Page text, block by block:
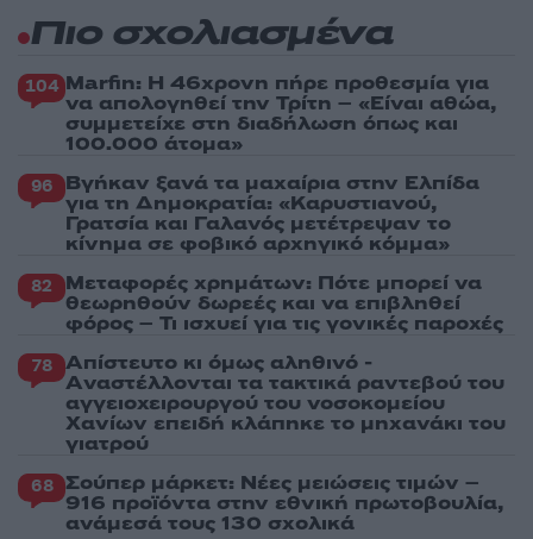
Πιο σχολιασμένα
104 Marfin: Η 46χρονη πήρε προθεσμία για
να απολογηθεί την Τρίτη – «Είναι αθώα,
συμμετείχε στη διαδήλωση όπως και
100.000 άτομα»
96 Βγήκαν ξανά τα μαχαίρια στην Ελπίδα
για τη Δημοκρατία: «Καρυστιανού,
Γρατσία και Γαλανός μετέτρεψαν το
κίνημα σε φοβικό αρχηγικό κόμμα»
82 Μεταφορές χρημάτων: Πότε μπορεί να
θεωρηθούν δωρεές και να επιβληθεί
φόρος – Τι ισχυεί για τις γονικές παροχές
78 Απίστευτο κι όμως αληθινό -
Aναστέλλονται τα τακτικά ραντεβού του
αγγειοχειρουργού του νοσοκομείου
Χανίων επειδή κλάπηκε το μηχανάκι του
γιατρού
68 Σούπερ μάρκετ: Νέες μειώσεις τιμών –
916 προϊόντα στην εθνική πρωτοβουλία,
ανάμεσά τους 130 σχολικά